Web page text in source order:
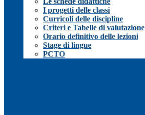
I progetti delle classi
Curricoli delle discipline
Criteri e Tabelle di valutazione
Orario definitivo delle lezioni
Stage di lingue
PCTO